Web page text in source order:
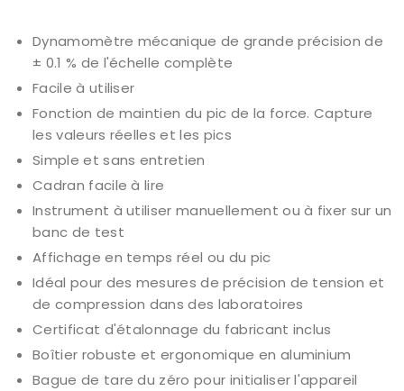
Dynamomètre mécanique de grande précision de
± 0.1 % de l'échelle complète
Facile à utiliser
Fonction de maintien du pic de la force. Capture
les valeurs réelles et les pics
Simple et sans entretien
Cadran facile à lire
Instrument à utiliser manuellement ou à fixer sur un
banc de test
Affichage en temps réel ou du pic
Idéal pour des mesures de précision de tension et
de compression dans des laboratoires
Certificat d'étalonnage du fabricant inclus
Boîtier robuste et ergonomique en aluminium
Bague de tare du zéro pour initialiser l'appareil